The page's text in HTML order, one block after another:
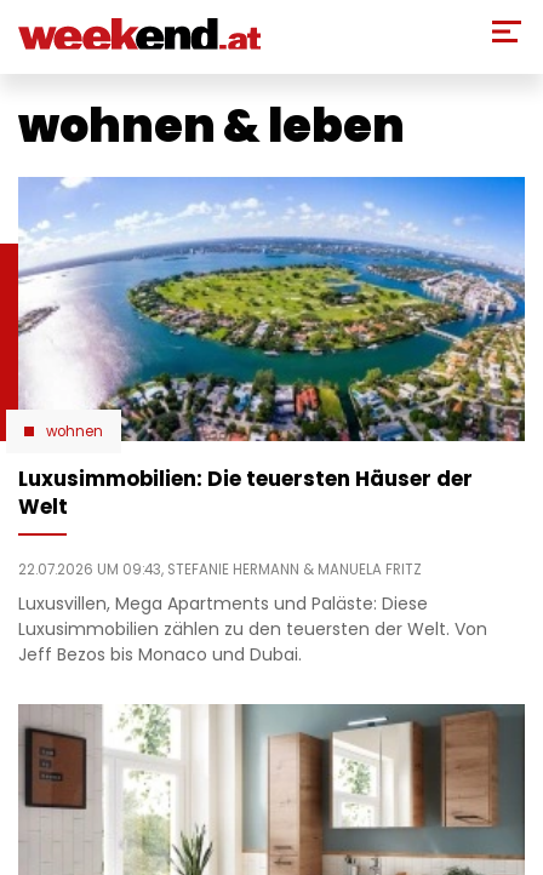
zum
wohnen & leben
wohnen
Luxusimmobilien: Die teuersten Häuser der
Welt
22.07.2026 UM 09:43, STEFANIE HERMANN & MANUELA FRITZ
Luxusvillen, Mega Apartments und Paläste: Diese
Luxusimmobilien zählen zu den teuersten der Welt. Von
Jeff Bezos bis Monaco und Dubai.